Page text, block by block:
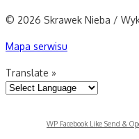
© 2026 Skrawek Nieba /
Mapa serwisu
Translate »
WP Facebook Like Send &